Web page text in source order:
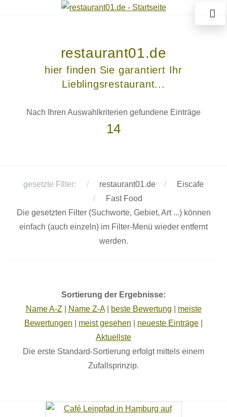
restaurant01.de
hier finden Sie garantiert Ihr
Lieblingsrestaurant...
Nach Ihren Auswahlkriterien gefundene Einträge
14
gesetzte FIlter: restaurant01.de
Eiscafe
Fast Food
Die gesetzten Filter (Suchworte, Gebiet, Art ...) können
einfach (auch einzeln) im Filter-Menü wieder entfernt
werden.
Sortierung der Ergebnisse:
Name A-Z
Name Z-A| beste Bewertung
meiste
Bewertungen
meist gesehen neueste Einträge
Aktuellste
Die erste Standard-Sortierung erfolgt mittels einem
Zufallsprinzip.